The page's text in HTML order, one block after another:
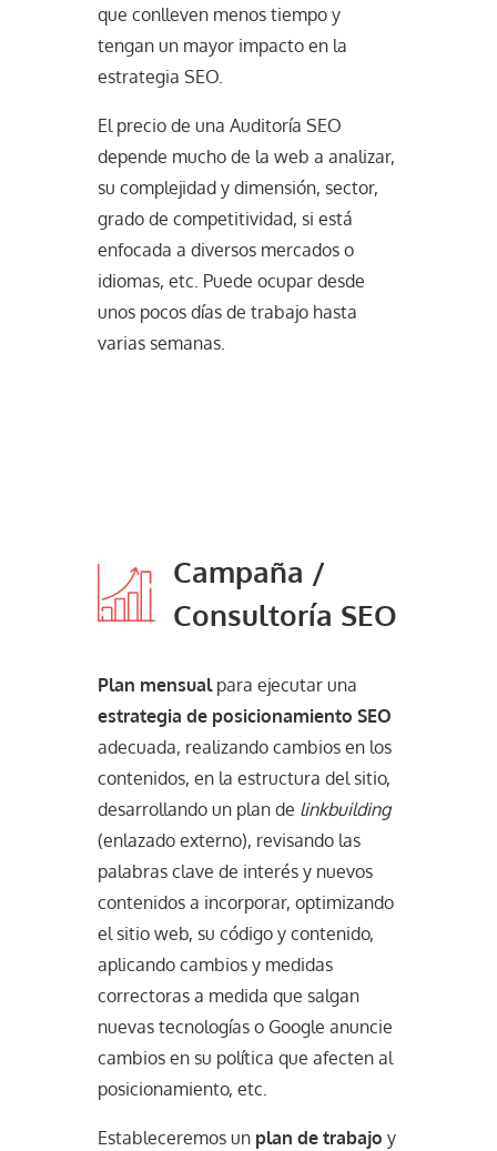
que conlleven menos tiempo y
tengan un mayor impacto en la
estrategia SEO.
El precio de una Auditoría SEO
depende mucho de la web a analizar,
su complejidad y dimensión, sector,
grado de competitividad, si está
enfocada a diversos mercados o
idiomas, etc. Puede ocupar desde
unos pocos días de trabajo hasta
varias semanas.
Campaña /
Consultoría SEO
Plan mensualpara ejecutar una
estrategia de posicionamiento SEO
adecuada, realizando cambios en los
contenidos, en la estructura del sitio,
desarrollando un plan de linkbuilding
(enlazado externo), revisando las
palabras clave de interés y nuevos
contenidos a incorporar, optimizando
el sitio web, su código y contenido,
aplicando cambios y medidas
correctoras a medida que salgan
nuevas tecnologías o Google anuncie
cambios en su política que afecten al
posicionamiento, etc.
Estableceremos un plan de trabajo y